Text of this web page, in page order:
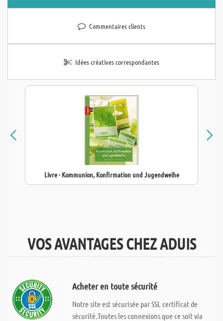
Commentaires clients
Idées créatives correspondantes
Livre - Kommunion, Konfirmation und Jugendweihe
VOS AVANTAGES CHEZ ADUIS
Acheter en toute sécurité
Notre site est sécurisée par SSL certificat de
sécurité.Toutes les connexions que ce soit via